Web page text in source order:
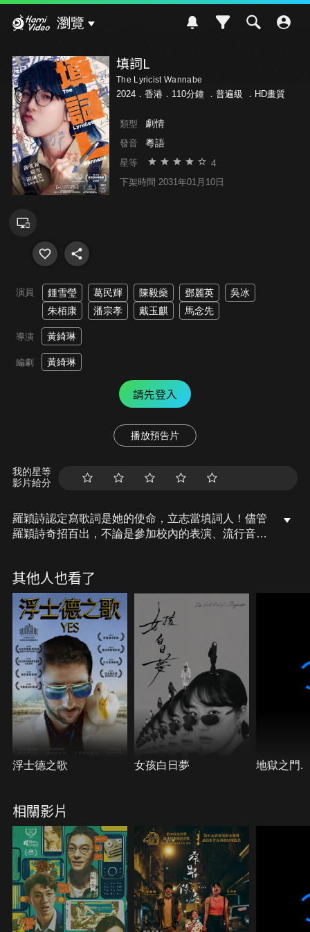
瀏覽
填詞L
The Lyricist Wannabe
2024．香港．110分鐘 ． 普遍級 ．HD畫質
類型 劇情
發音 粵語
星等 4
下架時間 2031年01月10日
演員 鍾雪瑩 葛民輝 陳毅燊 鄧麗英
吳冰
朱栢康
潘宗孝 戴玉麒 馬念先
導演 黃綺琳
編劇 黃綺琳
請先登入
播放預告片
我的星等
影片給分
羅穎詩認定寫歌詞是她的使命，立志當填詞人！儘管
羅穎詩奇招百出，不論是參加校內的表演、流行音樂
入行，做不成填詞人，「只要有恆心，鐵柱磨成
針」，她揹著夢想的包袱，在填滿遺憾的道上持續狂
奔！
其他人也看了
浮士德之歌 女孩白日夢 地獄之門.
相關影片